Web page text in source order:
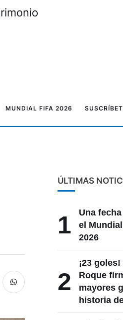
MUNDIAL FIFA 2026
ÚLTIMAS
1
Una
el
2026
2
¡23
Roque
mayores
historia